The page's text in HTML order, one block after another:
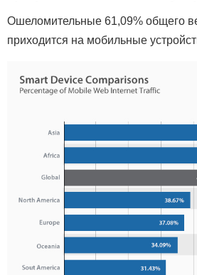
Ошеломительные 61,09% общего
приходится на мобильные